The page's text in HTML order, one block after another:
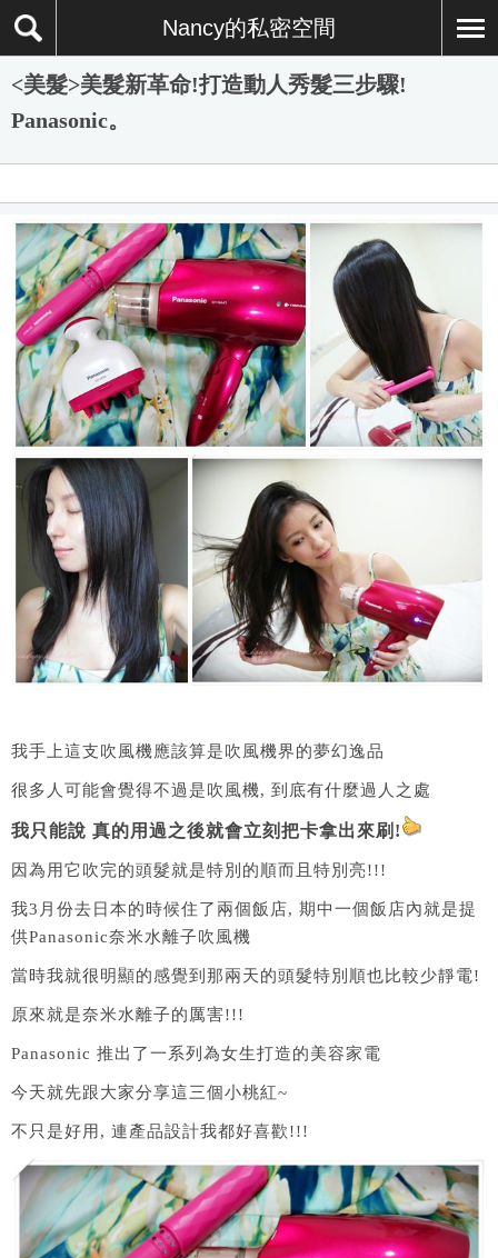
Nancy的私密空間
<美髮>美髮新革命!打造動人秀髮三步驟!
Panasonic。
我手上這支吹風機應該算是吹風機界的夢幻逸品
很多人可能會覺得不過是吹風機, 到底有什麼過人之處
我只能說 真的用過之後就會立刻把卡拿出來刷!
因為用它吹完的頭髮就是特別的順而且特別亮!!!
我3月份去日本的時候住了兩個飯店, 期中一個飯店內就是提
供Panasonic奈米水離子吹風機
當時我就很明顯的感覺到那兩天的頭髮特別順也比較少靜電!
原來就是奈米水離子的厲害!!!
Panasonic 推出了一系列為女生打造的美容家電
今天就先跟大家分享這三個小桃紅~
不只是好用, 連產品設計我都好喜歡!!!